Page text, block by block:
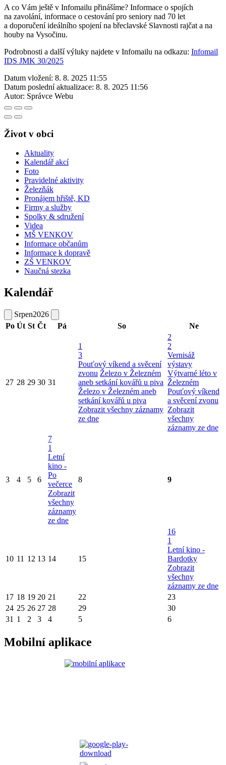
A co Vám ještě v Infomailu přinášíme? Informace o spojích
na zavolání, informace o cestování pro seniory nad 70 let
a doporučení ideálního spojení na břeclavské Slavnosti rajčat a na
houby na Vysočinu.
Podrobnosti a další výluky najdete v Infomailu na odkazu: Infomail
IDS JMK 30/2025
Datum vložení: 8. 8. 2025 11:55
Datum poslední aktualizace: 8. 8. 2025 11:56
Autor: Správce Webu
Život v obci
Aktuality
Kalendář akcí
Foto
Pravidelné aktivity
Železňák
Pronájem hřiště, KD
Firmy a služby
Spolky & sdružení
Videa
MŠ VENKOV
Informace občanům
Informace k dopravě
ZŠ VENKOV
Naučná stezka
Kalendář
Srpen2026
Po Út St Čt Pá So Ne
27 28 29 30 31
1
3
Pouťový víkend a svěcení
zvonu Železo v Železném
aneb setkání kovářů u piva
Železo v Železném aneb
setkání kovářů u piva
Zobrazit všechny záznamy
ze dne
2
2
Vernisáž
výstavy
Výtvarné léto v
Železném
Pouťový víkend
a svěcení zvonu
Zobrazit
všechny
záznamy ze dne
3 4 5 6
7
1
Letní
kino -
Po
večerce
Zobrazit
všechny
záznamy
ze dne
8 9
10 11 12 13 14 15
16
1
Letní kino -
Bardotky
Zobrazit
všechny
záznamy ze dne
17 18 19 20 21 22
23
24 25 26 27 28 29
30
31 1 2 3 4 5 6
Mobilní aplikace